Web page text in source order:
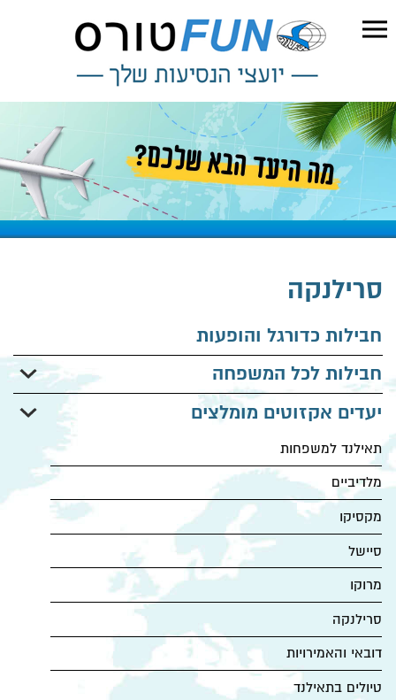
סרילנקה
חבילות כדורגל והופעות
חבילות לכל המשפחה
טיולי משפחות לקרואטיה וסלובניה
פארקי שעשועים
מלונות עם פארקי מים
טיולי משפחות לארה"ב
יעדים אקזוטים מומלצים
תאילנד למשפחות
מלדיביים
מקסיקו
סיישל
מרוקו
סרילנקה
דובאי והאמירויות
טיולים בתאילנד